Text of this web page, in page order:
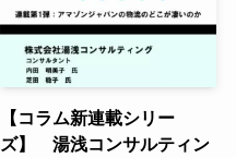
【コラム新連載シリー
ズ】 湯浅コンサルティン